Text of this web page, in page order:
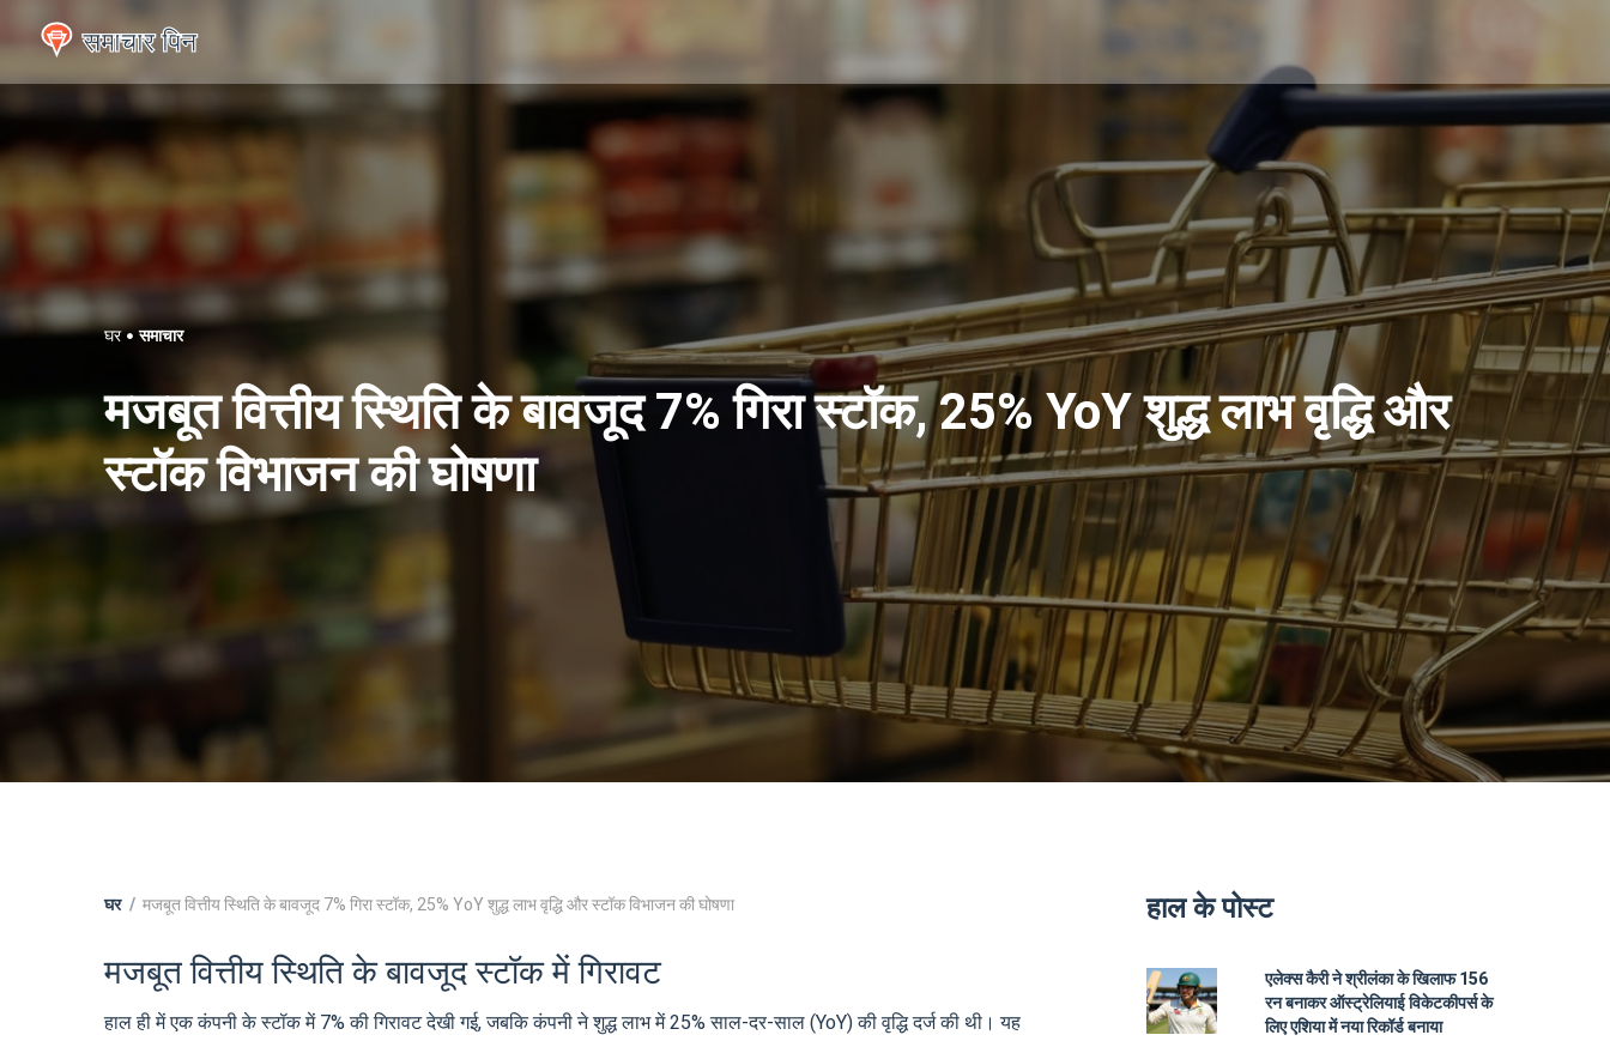
घर समाचार
मजबूत वित्तीय स्थिति के बावजूद 7% गिरा स्टॉक, 25% YoY शुद्ध लाभ वृद्धि और
स्टॉक विभाजन की घोषणा
घर मजबूत वित्तीय स्थिति के बावजूद 7% गिरा स्टॉक, 25% YoY शुद्ध लाभ वृद्धि और स्टॉक विभाजन की घोषणा
मजबूत वित्तीय स्थिति के बावजूद स्टॉक में गिरावट
हाल ही में एक कंपनी के स्टॉक में 7% की गिरावट देखी गई, जबकि कंपनी ने शुद्ध लाभ में 25% साल-दर-साल (YoY) की वृद्धि दर्ज की थी। यह
हाल के पोस्ट
एलेक्स कैरी ने श्रीलंका के खिलाफ 156
रन बनाकर ऑस्ट्रेलियाई विकेटकीपर्स के
लिए एशिया में नया रिकॉर्ड बनाया